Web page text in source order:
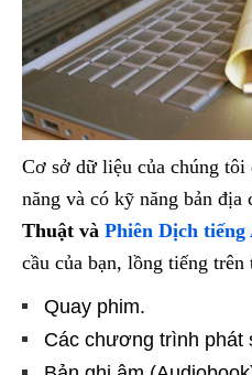
Cơ sở dữ liệu của chúng
năng và có kỹ năng bản địa
Thuật và Phiên Dịch tiếng
cầu của bạn, lồng tiếng trên
Quay phim.
Các chương trình phát